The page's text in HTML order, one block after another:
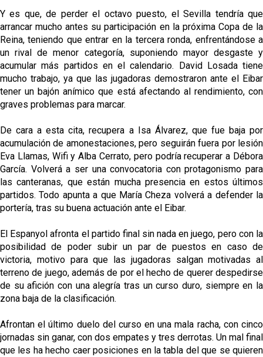
Y es que, de perder el octavo puesto, el Sevilla tendría que
arrancar mucho antes su participación en la próxima Copa de la
Reina, teniendo que entrar en la tercera ronda, enfrentándose a
un rival de menor categoría, suponiendo mayor desgaste y
acumular más partidos en el calendario. David Losada tiene
mucho trabajo, ya que las jugadoras demostraron ante el Eibar
tener un bajón anímico que está afectando al rendimiento, con
graves problemas para marcar.
De cara a esta cita, recupera a Isa Álvarez, que fue baja por
acumulación de amonestaciones, pero seguirán fuera por lesión
Eva Llamas, Wifi y Alba Cerrato, pero podría recuperar a Débora
García. Volverá a ser una convocatoria con protagonismo para
las canteranas, que están mucha presencia en estos últimos
partidos. Todo apunta a que María Cheza volverá a defender la
portería, tras su buena actuación ante el Eibar.
El Espanyol afronta el partido final sin nada en juego, pero con la
posibilidad de poder subir un par de puestos en caso de
victoria, motivo para que las jugadoras salgan motivadas al
terreno de juego, además de por el hecho de querer despedirse
de su afición con una alegría tras un curso duro, siempre en la
zona baja de la clasificación.
Afrontan el último duelo del curso en una mala racha, con cinco
jornadas sin ganar, con dos empates y tres derrotas. Un mal final
que les ha hecho caer posiciones en la tabla del que se quieren